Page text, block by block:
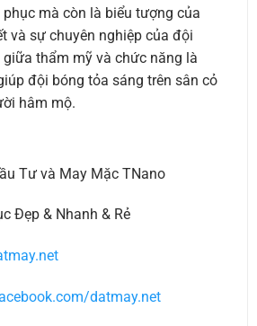
mà còn là biểu tượng của
và sự chuyên nghiệp của đội
thẩm mỹ và chức năng là
đội bóng tỏa sáng trên sân cỏ
hâm mộ.
Tư và May Mặc TNano
Đẹp & Nhanh & Rẻ
datmay.net